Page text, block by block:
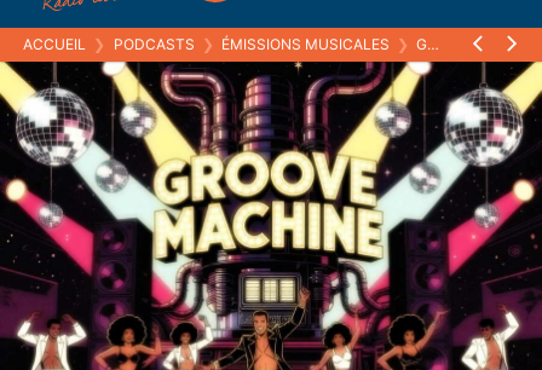
ACCUEIL ❯ PODCASTS ❯ ÉMISSIONS MUSICALES ❯ GROOVE MACHINE